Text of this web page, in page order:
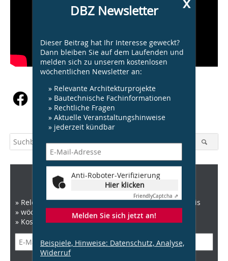
DBZ Newsletter
Dieser Beitrag hat Ihr Interesse geweckt?
Dann bleiben Sie auf dem Laufenden und
melden sich zu unserem kostenlosen
wöchentlichen Newsletter an:
» Relevante Architekturprojekte
» Bautechnische Fachinformationen
» Rechtliche Fragen
» Aktuelle Veranstaltungshinweise
» jederzeit kündbar
Anti-Roboter-Verifizierung
Hier klicken
FriendlyCaptcha ⇗
Melden Sie sich jetzt an!
Beispiele, Hinweise: Datenschutz, Analyse,
Widerruf
DBZ Newsletter
» Relevante News zu Architektur, Recht und Baupraxis
» wöchentlich
» Kostenlos und jederzeit kündbar